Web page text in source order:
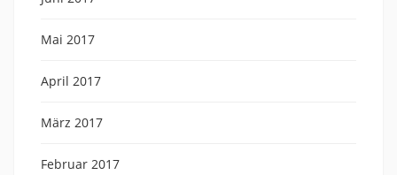
Mai 2017
April 2017
März 2017
Februar 2017